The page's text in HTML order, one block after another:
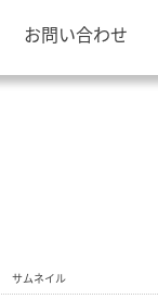
お問い合わせ
サムネイル